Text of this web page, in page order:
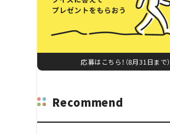
応募はこちら！（8月31日まで）
Recommend